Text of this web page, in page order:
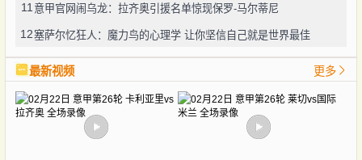
11 意甲官网闹乌龙：拉齐奥引援名单惊现保罗-马尔蒂尼
12塞萨尔忆狂人：魔力鸟的心理学 让你坚信自己就是世界最佳
最新视频 更多